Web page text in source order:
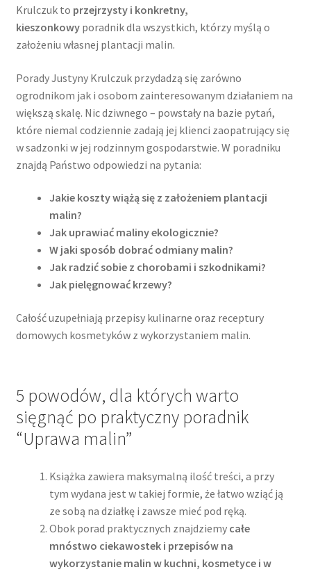
Krulczuk to przejrzysty i konkretny,
kieszonkowyporadnik dla wszystkich, którzy myślą o
założeniu własnej plantacji malin.
Porady Justyny Krulczuk przydadzą się zarówno
ogrodnikom jak i osobom zainteresowanym działaniem na
większą skalę. Nic dziwnego – powstały na bazie pytań,
które niemal codziennie zadają jej klienci zaopatrujący się
w sadzonki w jej rodzinnym gospodarstwie. W poradniku
znajdą Państwo odpowiedzi na pytania:
Jakie koszty wiążą się z założeniem plantacji
malin?
Jak uprawiać maliny ekologicznie?
W jaki sposób dobrać odmiany malin?
Jak radzić sobie z chorobami i szkodnikami?
Jak pielęgnować krzewy?
Całość uzupełniają przepisy kulinarne oraz receptury
domowych kosmetyków z wykorzystaniem malin.
5 powodów, dla których warto
sięgnąć po praktyczny poradnik
“Uprawa malin”
Książka zawiera maksymalną ilość treści, a przy
tym wydana jest w takiej formie, że łatwo wziąć ją
ze sobą na działkę i zawsze mieć pod ręką.
Obok porad praktycznych znajdziemy całe
mnóstwo ciekawostek i przepisów na
wykorzystanie malin w kuchni, kosmetyce i w